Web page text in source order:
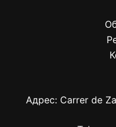
Адрес: Carrer de